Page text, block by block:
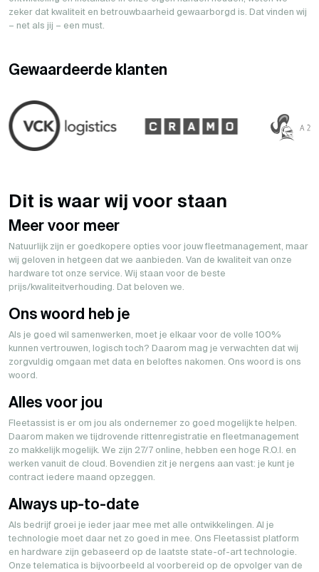
zeker dat kwaliteit en betrouwbaarheid gewaarborgd is. Dat vinden wij
– net als jij – een must.
Gewaardeerde klanten
Dit is waar wij voor staan
Meer voor meer
Natuurlijk zijn er goedkopere opties voor jouw fleetmanagement, maar
wij geloven in hetgeen dat we aanbieden. Van de kwaliteit van onze
hardware tot onze service. Wij staan voor de beste
prijs/kwaliteitverhouding. Dat beloven we.
Ons woord heb je
Als je goed wil samenwerken, moet je elkaar voor de volle 100%
kunnen vertrouwen, logisch toch? Daarom mag je verwachten dat wij
zorgvuldig omgaan met data en beloftes nakomen. Ons woord is ons
woord.
Alles voor jou
Fleetassist is er om jou als ondernemer zo goed mogelijk te helpen.
Daarom maken we tijdrovende rittenregistratie en fleetmanagement
zo makkelijk mogelijk. We zijn 27/7 online, hebben een hoge R.O.I. en
werken vanuit de cloud. Bovendien zit je nergens aan vast: je kunt je
contract iedere maand opzeggen.
Always up-to-date
Als bedrijf groei je ieder jaar mee met alle ontwikkelingen. Al je
technologie moet daar net zo goed in mee. Ons Fleetassist platform
en hardware zijn gebaseerd op de laatste state-of-art technologie.
Onze telematica is bijvoorbeeld al voorbereid op de opvolger van de